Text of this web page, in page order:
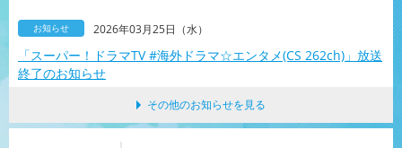
お知らせ 2026年03月25日（水）
「スーパー！ドラマTV #海外ドラマ☆エンタメ(CS 262ch)」放送
終了のお知らせ
その他のお知らせを見る